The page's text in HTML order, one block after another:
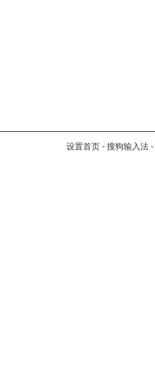
设置首页 - 搜狗输入法 -